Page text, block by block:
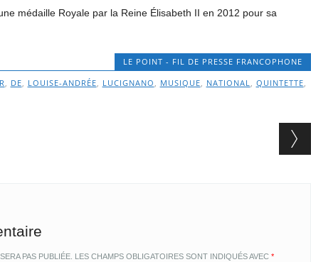
médaille Royale par la Reine Élisabeth II en 2012 pour sa
LE POINT - FIL DE PRESSE FRANCOPHONE
, DE, LOUISE-ANDRÉE, LUCIGNANO , MUSIQUE, NATIONAL, QUINTETTE,
PAS PUBLIÉE. LES CHAMPS OBLIGATOIRES SONT INDIQUÉS AVEC *